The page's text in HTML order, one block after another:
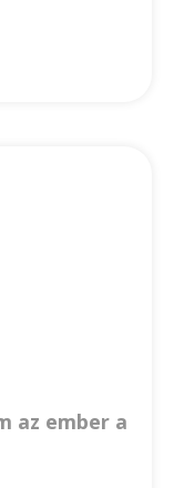
az ember a